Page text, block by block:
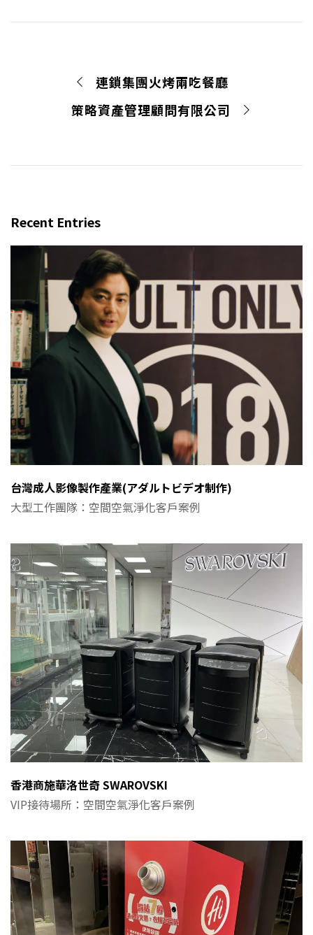
連鎖集團火烤兩吃餐廳
策略資產管理顧問有限公司
Recent Entries
台灣成人影像製作產業(アダルトビデオ制作)
大型工作團隊：空間空氣淨化客戶案例
香港商施華洛世奇 SWAROVSKI
VIP接待場所：空間空氣淨化客戶案例